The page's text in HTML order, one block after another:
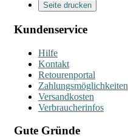
Seite drucken
Kundenservice
Hilfe
Kontakt
Retourenportal
Zahlungsmöglichkeiten
Versandkosten
Verbraucherinfos
Gute Gründe